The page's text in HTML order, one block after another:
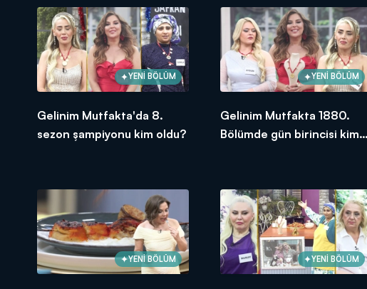
YENİ BÖLÜM
Gelinim Mutfakta'da 8.
sezon şampiyonu kim oldu?
YENİ BÖLÜM
Gelinim Mutfakta 1880.
Bölümde gün birincisi kim
YENİ BÖLÜM YENİ BÖLÜM